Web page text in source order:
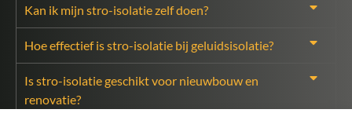
Kan ik mijn stro-isolatie zelf doen?
Hoe effectief is stro-isolatie bij geluidsisolatie?
Is stro-isolatie geschikt voor nieuwbouw en
renovatie?